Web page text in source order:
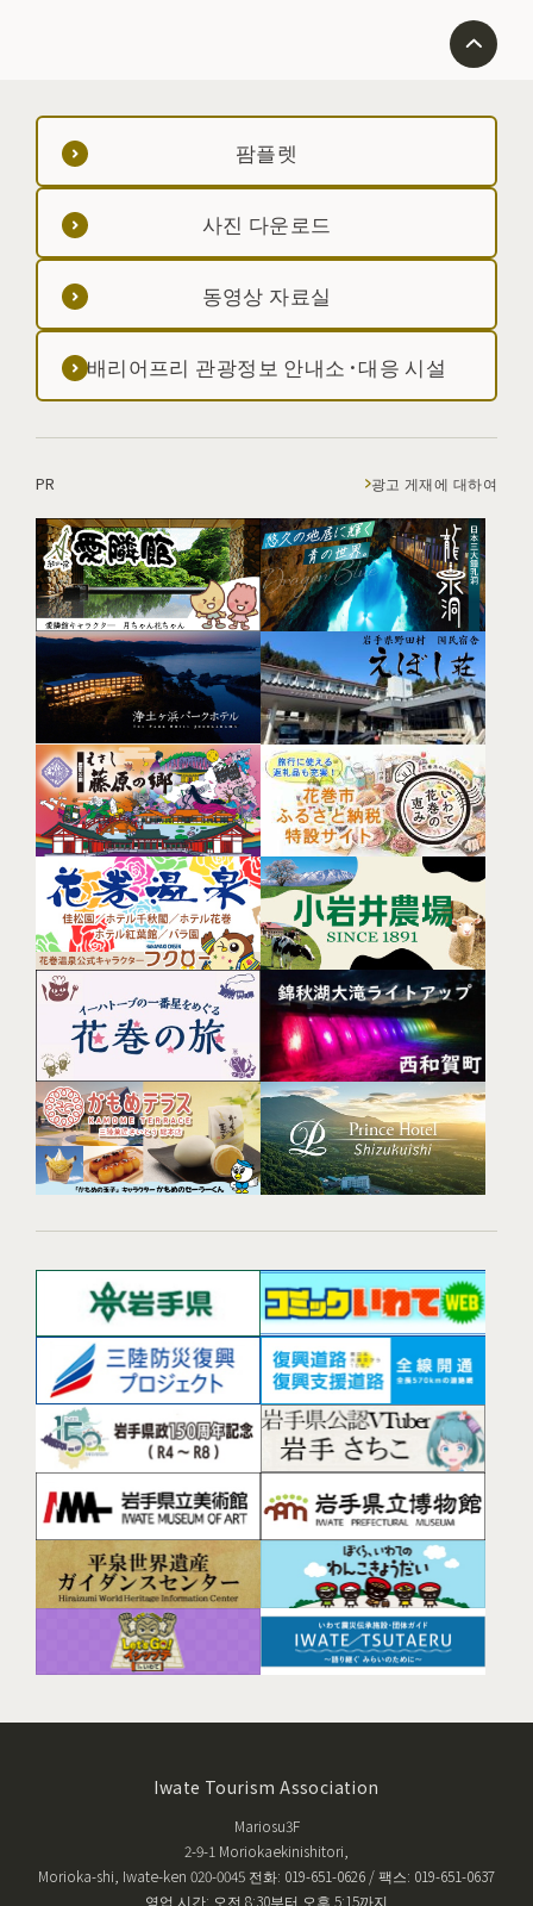
팜플렛
사진 다운로드
동영상 자료실
배리어프리 관광정보 안내소·대응 시설
PR 광고 게재에 대하여
Iwate Tourism Association
Mariosu3F
2-9-1 Moriokaekinishitori,
Morioka-shi, Iwate-ken 020-0045 전화: 019-651-0626 / 팩스: 019-651-0637
영업 시간: 오전 8:30부터 오후 5:15까지